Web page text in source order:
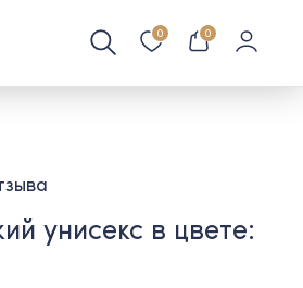
0 0
унисекс в цвете: